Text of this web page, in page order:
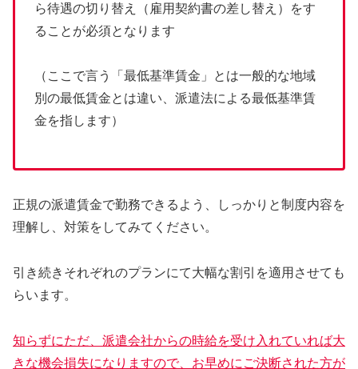
ら待遇の切り替え（雇用契約書の差し替え）をす
ることが必須となります
（ここで言う「最低基準賃金」とは一般的な地域
別の最低賃金とは違い、派遣法による最低基準賃
金を指します）
正規の派遣賃金で勤務できるよう、しっかりと制度内容を
理解し、対策をしてみてください。
引き続きそれぞれのプランにて大幅な割引を適用させても
らいます。
知らずにただ、派遣会社からの時給を受け入れていれば大
きな機会損失になりますので、お早めにご決断された方が